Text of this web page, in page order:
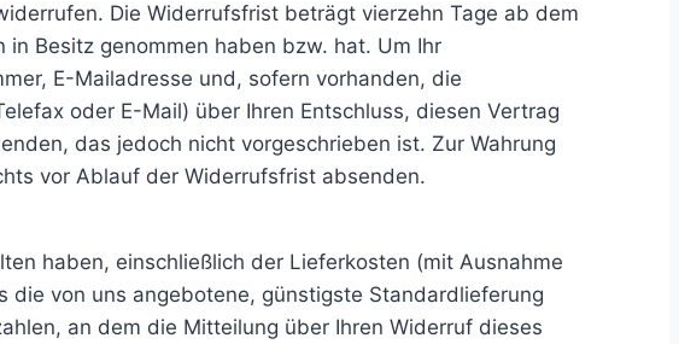
Die Widerrufsfrist beträgt vierzehn Tage ab dem
Besitz genommen haben bzw. hat. Um Ihr
E-Mailadresse und, sofern vorhanden, die
oder E-Mail) über Ihren Entschluss, diesen Vertrag
das jedoch nicht vorgeschrieben ist. Zur Wahrung
vor Ablauf der Widerrufsfrist absenden.
haben, einschließlich der Lieferkosten (mit Ausnahme
von uns angebotene, günstigste Standardlieferung
an dem die Mitteilung über Ihren Widerruf dieses